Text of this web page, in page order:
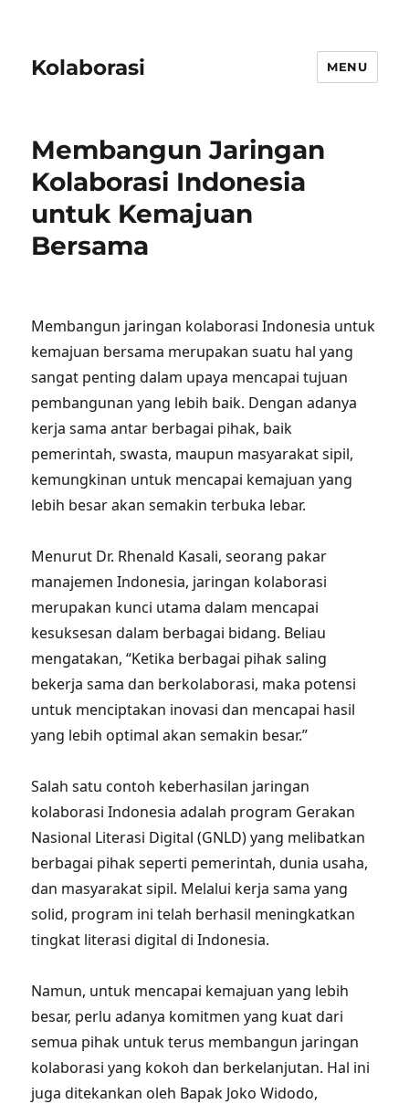
Kolaborasi MENU
Membangun Jaringan
Kolaborasi Indonesia
untuk Kemajuan
Bersama
Membangun jaringan kolaborasi Indonesia untuk
kemajuan bersama merupakan suatu hal yang
sangat penting dalam upaya mencapai tujuan
pembangunan yang lebih baik. Dengan adanya
kerja sama antar berbagai pihak, baik
pemerintah, swasta, maupun masyarakat sipil,
kemungkinan untuk mencapai kemajuan yang
lebih besar akan semakin terbuka lebar.
Menurut Dr. Rhenald Kasali, seorang pakar
manajemen Indonesia, jaringan kolaborasi
merupakan kunci utama dalam mencapai
kesuksesan dalam berbagai bidang. Beliau
mengatakan, “Ketika berbagai pihak saling
bekerja sama dan berkolaborasi, maka potensi
untuk menciptakan inovasi dan mencapai hasil
yang lebih optimal akan semakin besar.”
Salah satu contoh keberhasilan jaringan
kolaborasi Indonesia adalah program Gerakan
Nasional Literasi Digital (GNLD) yang melibatkan
berbagai pihak seperti pemerintah, dunia usaha,
dan masyarakat sipil. Melalui kerja sama yang
solid, program ini telah berhasil meningkatkan
tingkat literasi digital di Indonesia.
Namun, untuk mencapai kemajuan yang lebih
besar, perlu adanya komitmen yang kuat dari
semua pihak untuk terus membangun jaringan
kolaborasi yang kokoh dan berkelanjutan. Hal ini
juga ditekankan oleh Bapak Joko Widodo,